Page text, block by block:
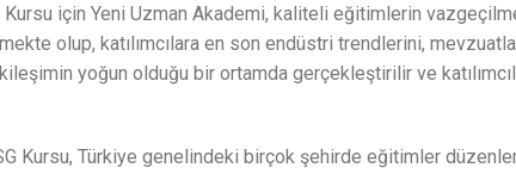
için Yeni Uzman Akademi, kaliteli eğitimlerin
olup, katılımcılara en son endüstri trendlerini,
yoğun olduğu bir ortamda gerçekleştirilir ve
Kursu, Türkiye genelindeki birçok şehirde eğitimler